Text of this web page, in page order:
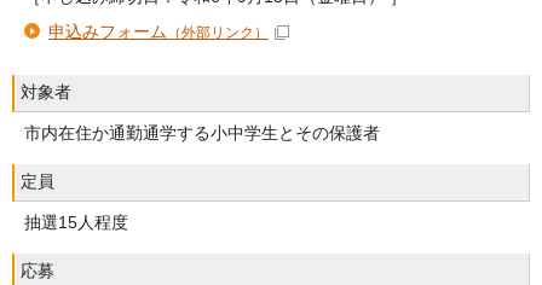
申込みフォーム （外部リンク）
対象者
市内在住か通勤通学する小中学生とその保護者
定員
抽選15人程度
応募